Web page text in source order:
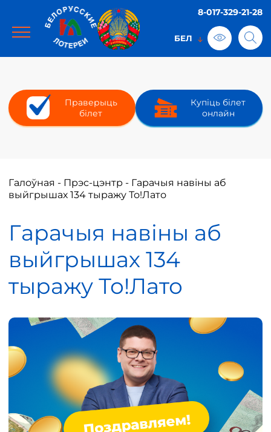
8-017-329-21-28
Праверыць
білет
Купіць білет
онлайн
Галоўная - Прэс-цэнтр - Гарачыя навіны аб
выйгрышах 134 тыражу То!Лато
Гарачыя навіны аб
выйгрышах 134
тыражу То!Лато